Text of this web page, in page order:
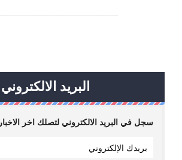
البريد الالكتروني
سجل في البريد الالكتروني لتصلك اخر الاخبار